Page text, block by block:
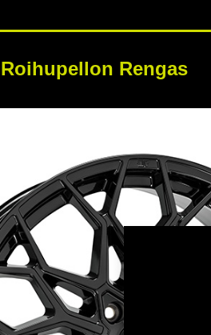
Roihupellon Rengas